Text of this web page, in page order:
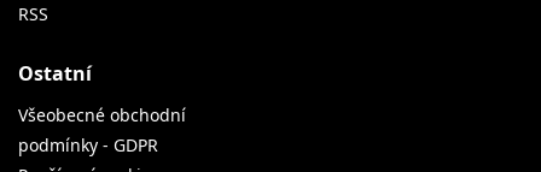
RSS
Ostatní
Všeobecné obchodní
podmínky - GDPR